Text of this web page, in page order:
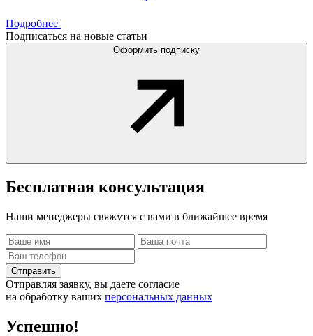
Подробнее
Подписаться на новые статьи
Оформить подписку
Бесплатная консультация
Наши менеджеры свяжутся с вами в ближайшее время
Отправить
Отправляя заявку, вы даете согласие
на обработку ваших персональных данных
Успешно!